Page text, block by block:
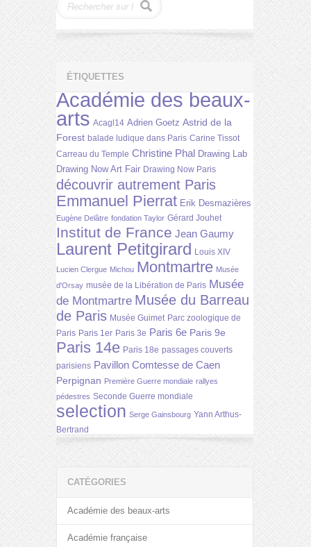
ÉTIQUETTES
Académie des beaux-
arts Acagl14 Adrien Goetz Astrid de la
Forest balade ludique dans Paris Carine Tissot
Carreau du Temple Christine Phal Drawing Lab
Drawing Now Art Fair Drawing Now Paris
découvrir autrement Paris
Emmanuel Pierrat Erik Desmazières
Eugène Delâtre fondation Taylor Gérard Jouhet
Institut de France Jean Gaumy
Laurent Petitgirard Louis XIV
Lucien Clergue Michou Montmartre Musée
d'Orsay musée de la Libération de Paris Musée
de Montmartre Musée du Barreau
de Paris Musée Guimet Parc zoologique de
Paris Paris 1er Paris 3e Paris 6e Paris 9e
Paris 14e Paris 18e passages couverts
parisiens Pavillon Comtesse de Caen
Perpignan Première Guerre mondiale rallyes
pédestres Seconde Guerre mondiale
selection Serge Gainsbourg Yann Arthus-
Bertrand
CATÉGORIES
Académie des beaux-arts
Académie française